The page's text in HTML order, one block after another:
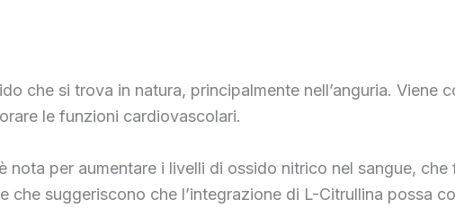
che si trova in natura, principalmente nell’anguria. Viene
le funzioni cardiovascolari.
nota per aumentare i livelli di ossido nitrico nel sangue,
che suggeriscono che l’integrazione di L-Citrullina possa